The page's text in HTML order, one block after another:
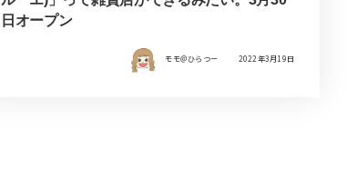
日オープン
モモ＠ひらつー 2022年3月19日